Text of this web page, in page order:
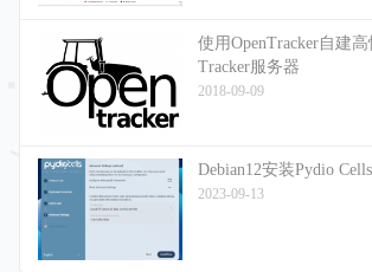
使用OpenTracker自建
Tracker服务器
2018-09-09
Debian12安装Pydio Cells
2023-09-13